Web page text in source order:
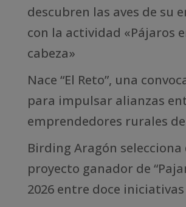
descubren las aves de su
con la actividad «Pájaros
cabeza»
Nace “El Reto”, una
para impulsar alianzas
emprendedores rurales
Birding Aragón selecciona
proyecto ganador de
2026 entre doce